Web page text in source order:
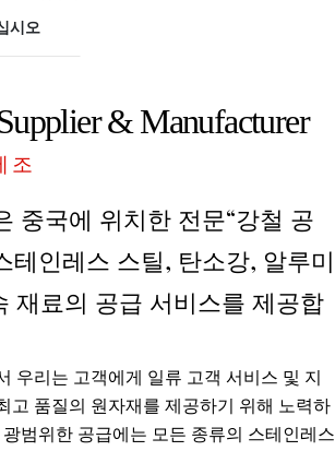
시오
& Manufacturer
조
중국에 위치한 전문“강철 공
테인레스 스틸, 탄소강, 알루미
재료의 공급 서비스를 제공합
우리는 고객에게 일류 고객 서비스 및 지
고 품질의 원자재를 제공하기 위해 노력하
범위한 공급에는 모든 종류의 스테인레스